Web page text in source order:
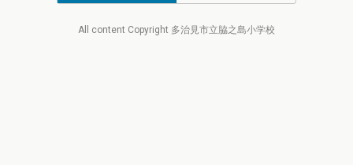
All content Copyright 多治見市立脇之島小学校